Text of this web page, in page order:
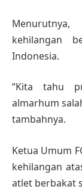
kehilangan
Indonesia.
“Kita tahu
almarhum
tambahnya.
Ketua Umum
kehilangan
atlet berbakat